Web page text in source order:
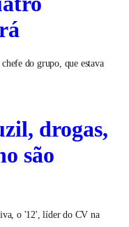
do grupo, que estava
drogas,
são